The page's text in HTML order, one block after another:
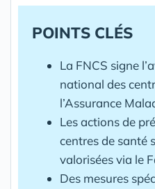
POINTS CLÉS
La FNCS signe
national des
l’Assurance
Les actions de
centres de santé
valorisées via le
Des mesures